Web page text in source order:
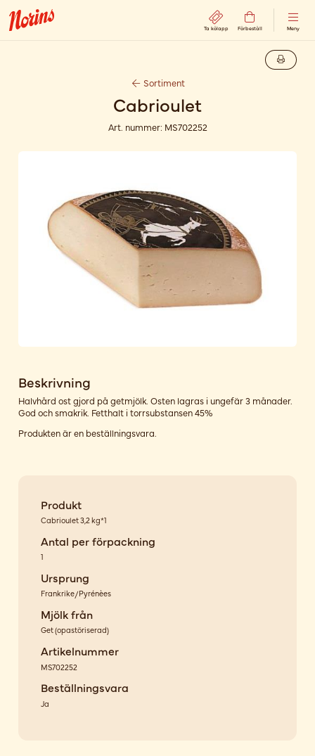
Ta kölapp Förbeställ Meny
Sortiment
Cabrioulet
Art. nummer: MS702252
Beskrivning
Halvhård ost gjord på getmjölk. Osten lagras i ungefär 3 månader.
God och smakrik. Fetthalt i torrsubstansen 45%
Produkten är en beställningsvara.
Produkt
Cabrioulet 3,2 kg*1
Antal per förpackning
1
Ursprung
Frankrike/Pyrénèes
Mjölk från
Get(opastöriserad)
Artikelnummer
MS702252
Beställningsvara
Ja